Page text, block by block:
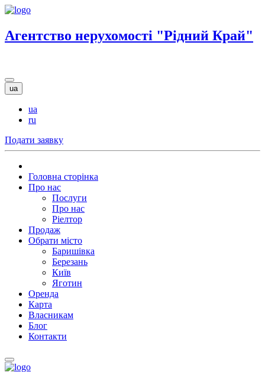
Агентство нерухомості "Рідний Край"
ua
ua
ru
Подати заявку
Головна сторінка
Про нас
Послуги
Про нас
Ріелтор
Продаж
Обрати місто
Баришівка
Березань
Київ
Яготин
Оренда
Карта
Власникам
Блог
Контакти